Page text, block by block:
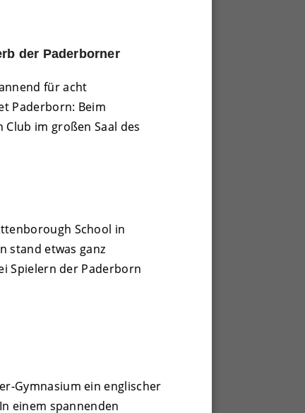
der Paderborner
für acht
Paderborn: Beim
im großen Saal des
School in
stand etwas ganz
Spielern der Paderborn
Gymnasium ein englischer
einem spannenden